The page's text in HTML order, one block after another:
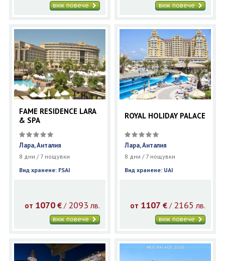
виж повече виж повече
FAME RESIDENCE LARA
& SPA
Лара, Анталия
8 дни / 7 нощувки
Вид хранене: FSAI
от 1070 €/ 2093 лв.
виж повече
ROYAL HOLIDAY PALACE
Лара, Анталия
8 дни / 7 нощувки
Вид хранене: UAI
от 1107 € / 2165 лв.
виж повече